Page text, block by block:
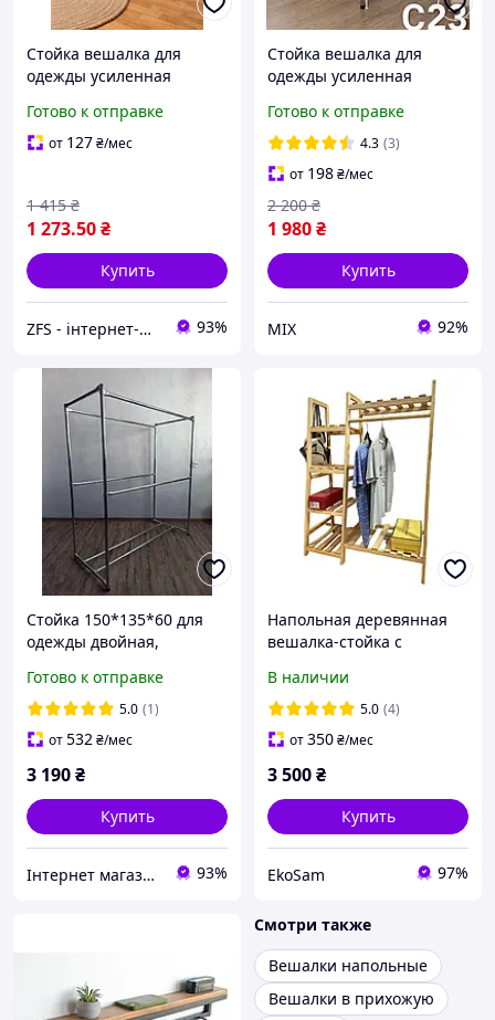
Стойка вешалка для
одежды усиленная
по вашим размерам,
стойку для одежды
Готово к отправке
от 127₴/мес
1 273.50₴
1 415 ₴
Купить
ZFS - інтернет-магазин товарів для дому та відпочинку 93%
Стойка вешалка для
одежды усиленная
полочкой для обуви,
сделаем по вашим
размерам, купить
стойку,вешалку для
вещей
Готово к отправке
4.3 (3)
от 198₴/мес
1 980₴
2 200 ₴
Купить
MIX 92%
Стойка 150*135*60 для
одежды двойная,
обувной полкой С18(L)
Готово к отправке
5.0 (1)
от532₴/мес
3 190₴
Купить
Інтернет магазин товарів для дому Сімейний 93%
Напольная деревянная
вешалка-стойка с
одежды и обуви (118 см)
В наличии
5.0 (4)
от350₴/мес
3 500₴
Купить
EkoSam 97%
Смотри также
Вешалки напольные
Вешалки в прихожую